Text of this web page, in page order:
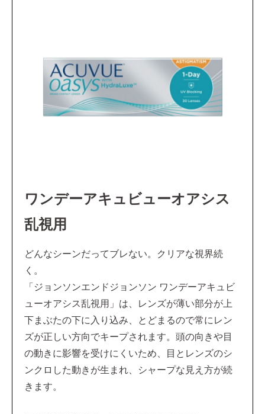
ワンデーアキュビューオアシス
乱視用
どんなシーンだってブレない。クリアな視界続
く。
「ジョンソンエンドジョンソン ワンデーアキュビ
ューオアシス乱視用」は、レンズが薄い部分が上
下まぶたの下に入り込み、とどまるので常にレン
ズが正しい方向でキープされます。頭の向きや目
の動きに影響を受けにくいため、目とレンズのシ
ンクロした動きが生まれ、シャープな見え方が続
きます。